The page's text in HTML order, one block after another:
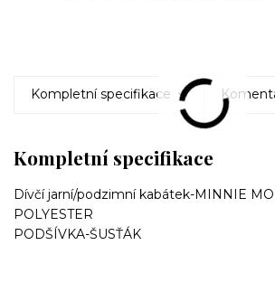
Kompletní specifikace
Kompletní specifikace
Dívčí jarní/podzimní kabátek-MINNIE
POLYESTER
PODŠÍVKA-ŠUSŤÁK